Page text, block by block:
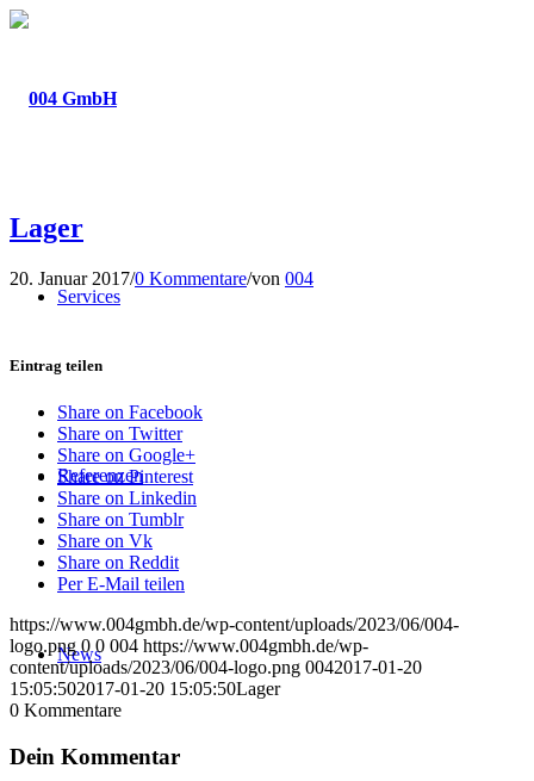
Services
Referenzen
News
Lager
20. Januar 2017/0 Kommentare/von 004
Eintrag teilen
Share on Facebook
Share on Twitter
Share on Google+
Share on Pinterest
Share on Linkedin
Share on Tumblr
Share on Vk
Share on Reddit
Per E-Mail teilen
https://www.004gmbh.de/wp-content/uploads/2023/06/004-
logo.png 0 0 004 https://www.004gmbh.de/wp-
content/uploads/2023/06/004-logo.png 0042017-01-20
15:05:502017-01-20 15:05:50Lager
0 Kommentare
Dein Kommentar